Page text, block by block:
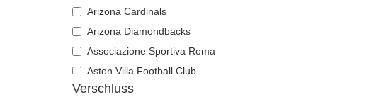
Arizona Cardinals
Arizona Diamondbacks
Associazione Sportiva Roma
Aston Villa Football Club
Atlanta Braves
Verschluss